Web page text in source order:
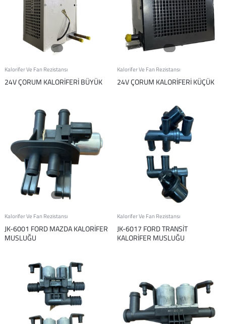
Kalorifer Ve Fan Rezistansı
24V ÇORUM KALORİFERİ BÜYÜK
Kalorifer Ve Fan Rezistansı
24V ÇORUM KALORİFERİ KÜÇÜK
Kalorifer Ve Fan Rezistansı
JK-6001 FORD MAZDA KALORİFER
MUSLUĞU
Kalorifer Ve Fan Rezistansı
JK-6017 FORD TRANSİT
KALORİFER MUSLUĞU